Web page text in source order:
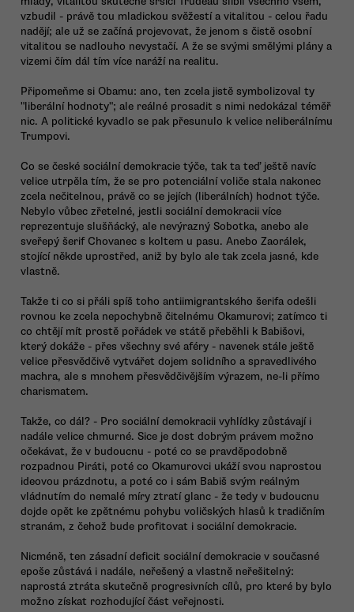
vzbudil - právě tou mladickou svěžestí a vitalitou - celou řadu
nadějí; ale už se začíná projevovat, že jenom s čistě osobní
vitalitou se nadlouho nevystačí. A že se svými smělými plány a
vizemi čím dál tím více naráží na realitu.
Připomeňme si Obamu: ano, ten zcela jistě symbolizoval ty
"liberální hodnoty"; ale reálné prosadit s nimi nedokázal téměř
nic. A politické kyvadlo se pak přesunulo k velice neliberálnímu
Trumpovi.
Co se české sociální demokracie týče, tak ta teď ještě navíc
velice utrpěla tím, že se pro potenciální voliče stala nakonec
zcela nečitelnou, právě co se jejích (liberálních) hodnot týče.
Nebylo vůbec zřetelné, jestli sociální demokracii více
reprezentuje slušňácký, ale nevýrazný Sobotka, anebo ale
sveřepý šerif Chovanec s koltem u pasu. Anebo Zaorálek,
stojící někde uprostřed, aniž by bylo ale tak zcela jasné, kde
vlastně.
Takže ti co si přáli spíš toho antiimigrantského šerifa odešli
rovnou ke zcela nepochybně čitelnému Okamurovi; zatímco ti
co chtějí mít prostě pořádek ve státě přeběhli k Babišovi,
který dokáže - přes všechny své aféry - navenek stále ještě
velice přesvědčivě vytvářet dojem solidního a spravedlivého
machra, ale s mnohem přesvědčivějším výrazem, ne-li přímo
charismatem.
Takže, co dál? - Pro sociální demokracii vyhlídky zůstávají i
nadále velice chmurné. Sice je dost dobrým právem možno
očekávat, že v budoucnu - poté co se pravděpodobně
rozpadnou Piráti, poté co Okamurovci ukáží svou naprostou
ideovou prázdnotu, a poté co i sám Babiš svým reálným
vládnutím do nemalé míry ztratí glanc - že tedy v budoucnu
dojde opět ke zpětnému pohybu voličských hlasů k tradičním
stranám, z čehož bude profitovat i sociální demokracie.
Nicméně, ten zásadní deficit sociální demokracie v současné
epoše zůstává i nadále, neřešený a vlastně neřešitelný:
naprostá ztráta skutečně progresivních cílů, pro které by bylo
možno získat rozhodující část veřejnosti.